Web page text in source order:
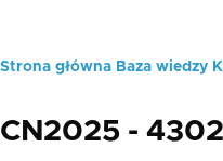
Ścieżka
nawigacyjna
Strona główna Baza wiedzy
CN2025 - 4302